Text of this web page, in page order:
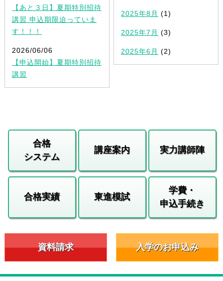
【あと３日】夏期特別招待
講習 申込期限迫っていま
す！！！
2026/06/06
【申込開始】夏期特別招待
講習
2025年8月 (1)
2025年7月 (3)
2025年6月 (2)
合格
システム
講座案内 実力講師陣
合格実績 東進模試
学費・
申込手続き
資料請求 入学のお申込み